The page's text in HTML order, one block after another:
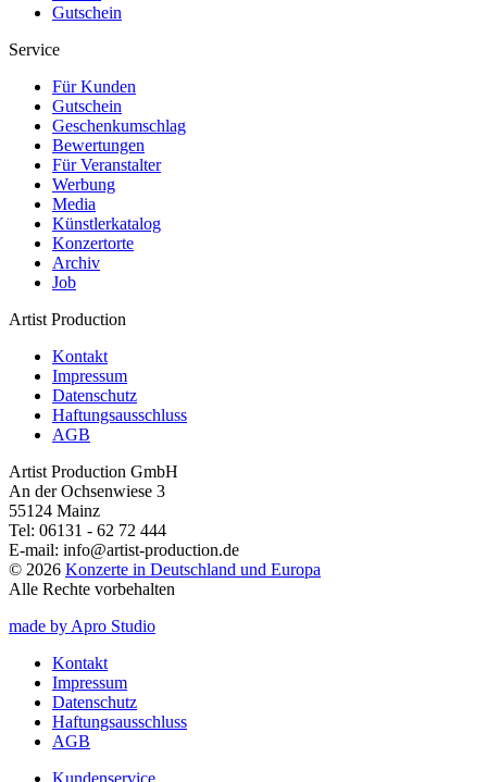
Gutschein
Service
Für Kunden
Gutschein
Geschenkumschlag
Bewertungen
Für Veranstalter
Werbung
Media
Künstlerkatalog
Konzertorte
Archiv
Job
Artist Production
Kontakt
Impressum
Datenschutz
Haftungsausschluss
AGB
Artist Production GmbH
An der Ochsenwiese 3
55124 Mainz
Tel: 06131 - 62 72 444
E-mail: info@artist-production.de
© 2026 Konzerte in Deutschland und Europa
Alle Rechte vorbehalten
made by Apro Studio
Kontakt
Impressum
Datenschutz
Haftungsausschluss
AGB
Kundenservice